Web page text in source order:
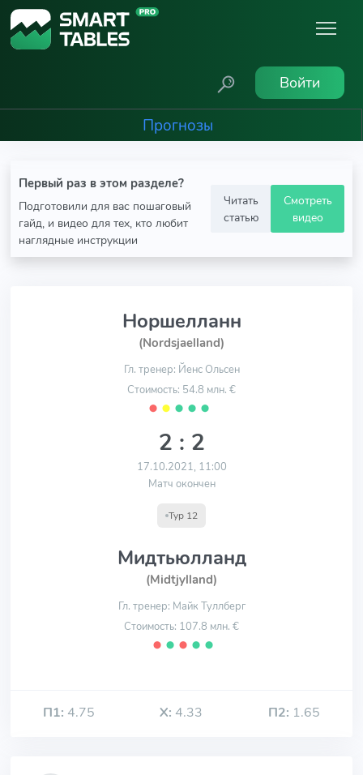
Войти
Прогнозы
Первый раз в этом разделе?
Подготовили для вас пошаговый
гайд, и видео для тех, кто любит
наглядные инструкции
Читать
статью
Смотреть
видео
Норшелланн
(Nordsjaelland)
Гл. тренер: Йенс Ольсен
Стоимость: 54.8 млн. €
⬤ ⬤ ⬤ ⬤ ⬤
2 : 2
17.10.2021, 11:00
Матч окончен
Тур 12
Мидтьюлланд
(Midtjylland)
Гл. тренер: Майк Туллберг
Стоимость: 107.8 млн. €
⬤ ⬤ ⬤ ⬤ ⬤
П1: 4.75 Х: 4.33 П2: 1.65